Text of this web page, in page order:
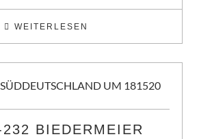
WEITERLESEN
BIEDERMEIER